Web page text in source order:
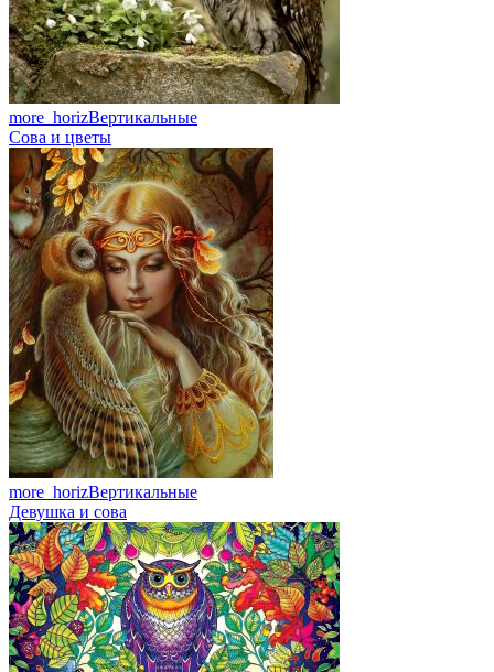
more_horizВертикальные
Сова и цветы
more_horizВертикальные
Девушка и сова